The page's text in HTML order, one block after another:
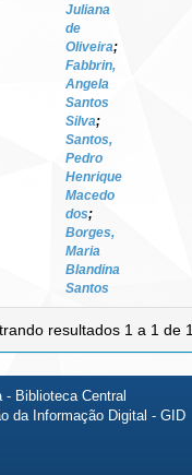
Juliana
de
Oliveira;
Fabbrin,
Angela
Santos
Silva;
Santos,
Pedro
Henrique
Macedo
dos;
Borges,
Maria
Blandina
Santos
resultados 1 a 1 de 1
- Biblioteca Central
da Informação Digital - GID